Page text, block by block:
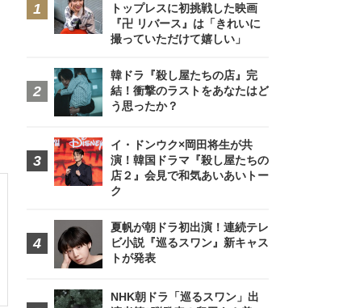
トップレスに初挑戦した映画
『卍 リバース』は「きれいに
撮っていただけて嬉しい」
韓ドラ『殺し屋たちの店』完
結！衝撃のラストをあなたはど
う思ったか？
イ・ドンウク×岡田将生が共
演！韓国ドラマ『殺し屋たちの
店２』会見で和気あいあいトー
ク
夏帆が朝ドラ初出演！連続テレ
ビ小説『巡るスワン』新キャス
トが発表
NHK朝ドラ「巡るスワン」出